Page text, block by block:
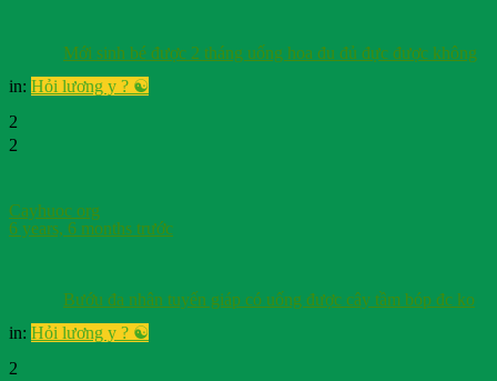
Mới sinh bé được 2 tháng uống hoa đu đủ đực được không
in: Hỏi lương y ? ☯️
2
2
Cayhuoc org
6 years, 6 months trước
Bướu đa nhân tuyến giáp có uống được cây tầm bóp đc ko
in: Hỏi lương y ? ☯️
2